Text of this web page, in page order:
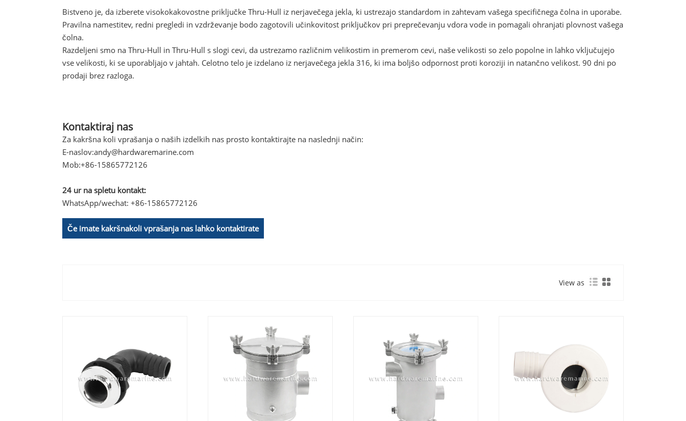
Bistveno je, da izberete visokokakovostne priključke Thru-Hull iz nerjavečega jekla, ki ustrezajo standardom in zahtevam vašega specifičnega čolna in uporabe.
Pravilna namestitev, redni pregledi in vzdrževanje bodo zagotovili učinkovitost priključkov pri preprečevanju vdora vode in pomagali ohranjati plovnost vašega
čolna.
Razdeljeni smo na Thru-Hull in Thru-Hull s slogi cevi, da ustrezamo različnim velikostim in premerom cevi, naše velikosti so zelo popolne in lahko vključujejo
vse velikosti, ki se uporabljajo v jahtah. Celotno telo je izdelano iz nerjavečega jekla 316, ki ima boljšo odpornost proti koroziji in natančno velikost. 90 dni po
prodaji brez razloga.
Kontaktiraj nas
Za kakršna koli vprašanja o naših izdelkih nas prosto kontaktirajte na naslednji način:
E-naslov:andy@hardwaremarine.com
Mob:+86-15865772126
24 ur na spletu kontakt:
WhatsApp/wechat: +86-15865772126
Če imate kakršnakoli vprašanja nas lahko kontaktirate
View as